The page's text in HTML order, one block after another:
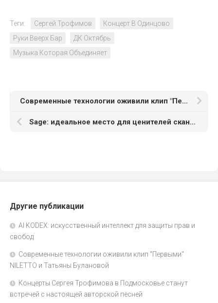
Теги: Сергей Трофимов
Концерт В Одинцово
Руки Вверх Бар
ДК Октябрь
Музыка Которая Объединяет
Современные технологии оживили клип "Первыми" NILETTO и Татьяны Булановой
Sage: идеальное место для ценителей скандинавского стиля и гастрономии в Москве
Другие публикации
AI KODEX: искусственный интеллект для защиты прав и
свобод
Современные технологии оживили клип "Первыми"
NILETTO и Татьяны Булановой
Концерты Сергея Трофимова в Подмосковье станут
встречей с настоящей авторской песней